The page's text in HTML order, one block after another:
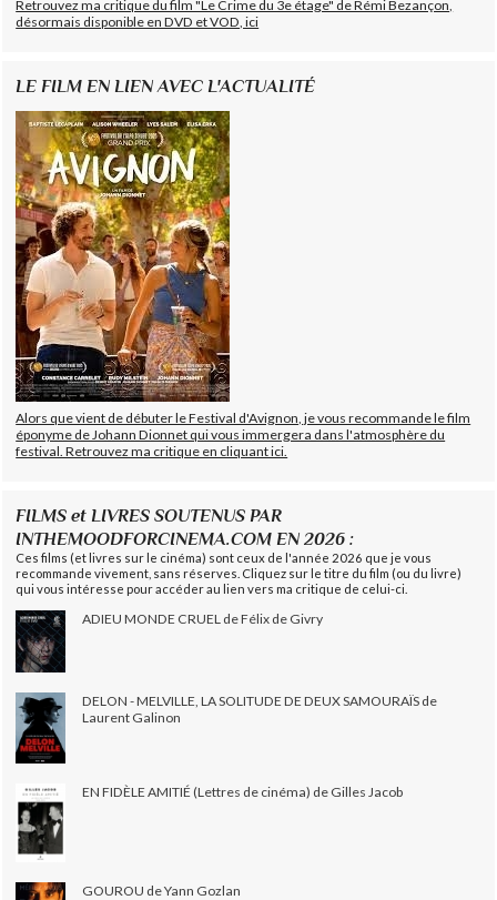
Retrouvez ma critique du film "Le Crime du 3e étage" de Rémi Bezançon,
désormais disponible en DVD et VOD, ici
LE FILM EN LIEN AVEC L'ACTUALITÉ
Alors que vient de débuter le Festival d'Avignon, je vous recommande le film
éponyme de Johann Dionnet qui vous immergera dans l'atmosphère du
festival. Retrouvez ma critique en cliquant ici.
FILMS et LIVRES SOUTENUS PAR
INTHEMOODFORCINEMA.COM EN 2026 :
Ces films (et livres sur le cinéma) sont ceux de l'année 2026 que je vous
recommande vivement, sans réserves. Cliquez sur le titre du film (ou du livre)
qui vous intéresse pour accéder au lien vers ma critique de celui-ci.
ADIEU MONDE CRUEL de Félix de Givry
DELON - MELVILLE, LA SOLITUDE DE DEUX SAMOURAÏS de
Laurent Galinon
EN FIDÈLE AMITIÉ (Lettres de cinéma) de Gilles Jacob
GOUROU de Yann Gozlan